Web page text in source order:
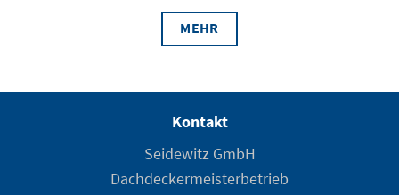
MEHR
Kontakt
Seidewitz GmbH
Dachdeckermeisterbetrieb